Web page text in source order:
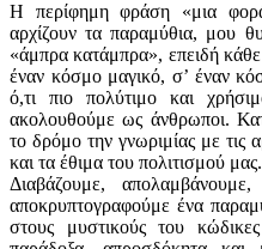
Η περίφημη φράση «μια
αρχίζουν τα παραμύθια, μου
«άμπρα κατάμπρα», επειδή
έναν κόσμο μαγικό, σ’ έναν
ό,τι πιο πολύτιμο και
ακολουθούμε ως άνθρωποι.
το δρόμο την γνωριμίας με τις
και τα έθιμα του πολιτισμού μας.
Διαβάζουμε,
αποκρυπτογραφούμε ένα
στους μυστικούς του